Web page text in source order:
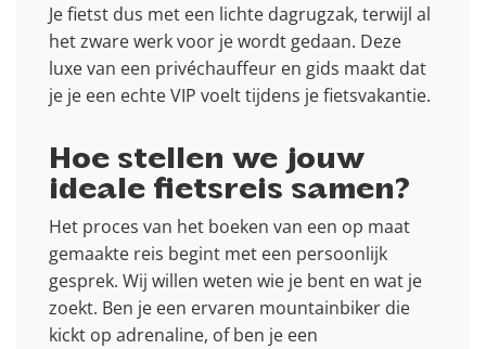
Je fietst dus met een lichte dagrugzak, terwijl al
het zware werk voor je wordt gedaan. Deze
luxe van een privéchauffeur en gids maakt dat
je je een echte VIP voelt tijdens je fietsvakantie.
Hoe stellen we jouw
ideale fietsreis samen?
Het proces van het boeken van een op maat
gemaakte reis begint met een persoonlijk
gesprek. Wij willen weten wie je bent en wat je
zoekt. Ben je een ervaren mountainbiker die
kickt op adrenaline, of ben je een